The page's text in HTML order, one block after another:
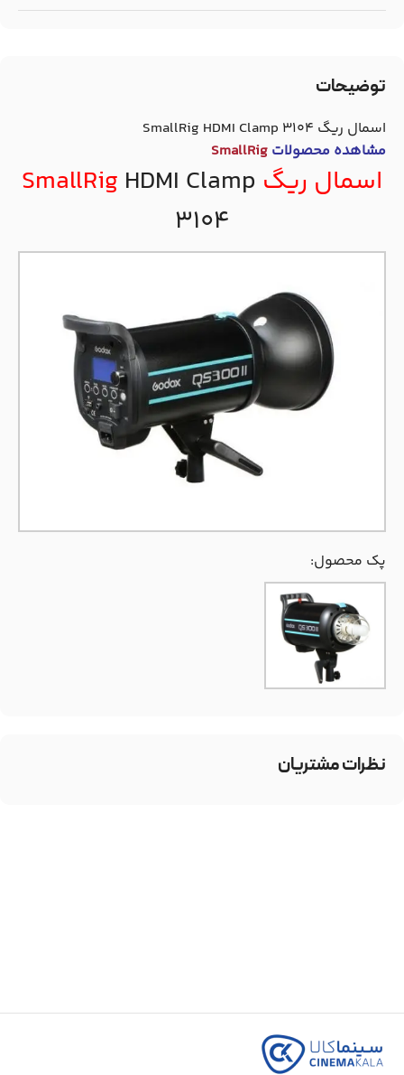
توضیحات
اسمال ریگ SmallRig HDMI Clamp 3104
مشاهده محصولات SmallRig
اسمال ریگ SmallRig HDMI Clamp
3104
پک محصول:
نظرات مشتریان